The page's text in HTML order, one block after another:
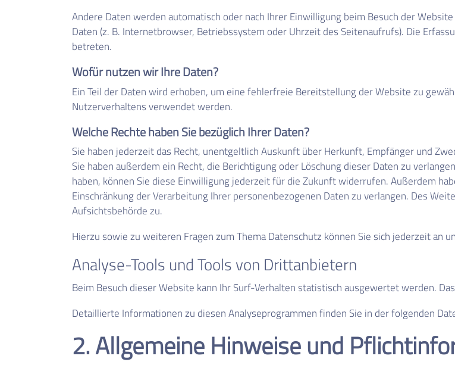
Andere Daten werden automatisch oder nach Ihrer Einwilligung beim Besuch der
Daten (z. B. Internetbrowser, Betriebssystem oder Uhrzeit des Seitenaufrufs). Die
betreten.
Wofür nutzen wir Ihre Daten?
Ein Teil der Daten wird erhoben, um eine fehlerfreie Bereitstellung der Website zu
Nutzerverhaltens verwendet werden.
Welche Rechte haben Sie bezüglich Ihrer Daten?
Sie haben jederzeit das Recht, unentgeltlich Auskunft über Herkunft, Empfänger und
Sie haben außerdem ein Recht, die Berichtigung oder Löschung dieser Daten zu
haben, können Sie diese Einwilligung jederzeit für die Zukunft widerrufen. Außerdem
Einschränkung der Verarbeitung Ihrer personenbezogenen Daten zu verlangen. Des
Aufsichtsbehörde zu.
Hierzu sowie zu weiteren Fragen zum Thema Datenschutz können Sie sich jederzeit an
Analyse-Tools und Tools von Dritt­anbietern
Beim Besuch dieser Website kann Ihr Surf-Verhalten statistisch ausgewertet werden.
Detaillierte Informationen zu diesen Analyseprogrammen finden Sie in der folgenden
2. Allgemeine Hinweise und